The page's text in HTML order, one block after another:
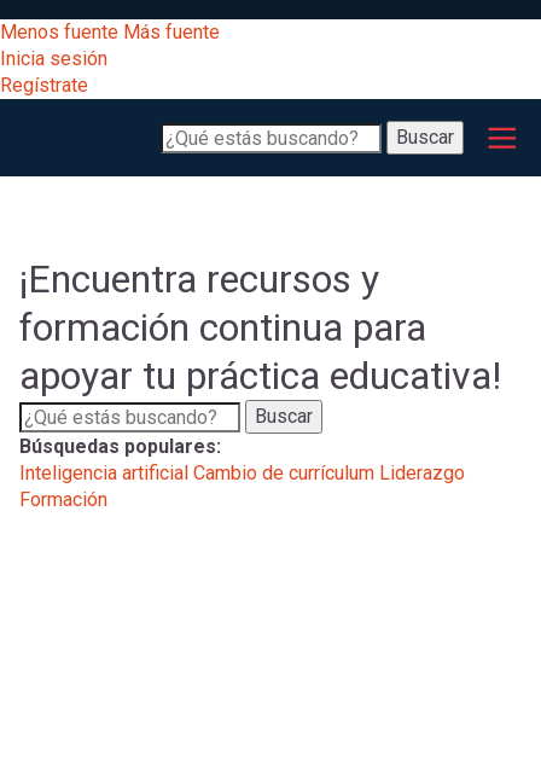
al
contenido
principal
[Educarchile
Escritorio]
Menú
entrar
a
mi
Menos fuente Más fuente
Inicia sesión
Regístrate
Buscar
Buscar
Menú
principal
Desarrollo
Expand
Expand
Comunidad
Exploración
Expand
[Educarchile
Inicia
sesión
¡Encuentra recursos y
formación continua para
apoyar tu práctica educativa!
Buscar
Búsquedas populares:
Inteligencia artificial Cambio de currículum Liderazgo
Formación
registrarte.
Inicia sesión.